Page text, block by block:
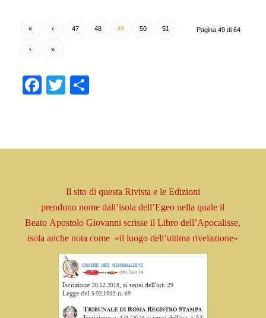
Pagina 49 di 64
« ‹ 47 48 49 50 51
› »
Facebook
Twitter
Il sito di questa Rivista e le Edizioni
prendononomedall’isola dell’Egeo nella quale il
Beato ApostoloGiovanni scrisse il Librodell’Apocalisse,
isolaanche nota come «il luogo dell’ultima rivelazione»